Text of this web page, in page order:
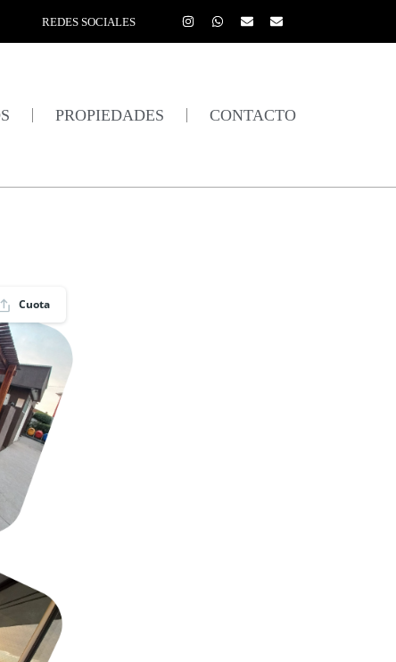
REDES SOCIALES
PROPIEDADES CONTACTO
Cuota